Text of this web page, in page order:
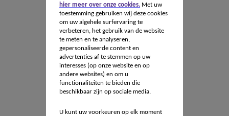
hier meer over onze cookies.Met uw
toestemming gebruiken wij deze cookies
om uw algehele surfervaring te
verbeteren, het gebruik van de website
te meten en te analyseren,
gepersonaliseerde content en
advertenties af te stemmen op uw
interesses (op onze website en op
andere websites) en om u
functionaliteiten te bieden die
beschikbaar zijn op sociale media.
U kunt uw voorkeuren op elk moment